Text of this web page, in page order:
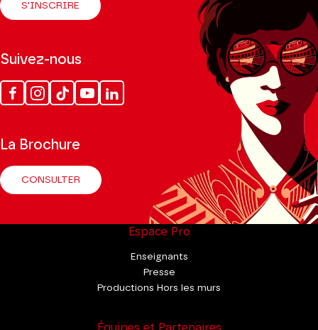
S'INSCRIRE
Suivez-nous
FacebookInstagram
Tik
Tok
YoutubeLinkedin
La Brochure
CONSULTER
Espace Pro
Enseignants
Presse
Productions Hors les murs